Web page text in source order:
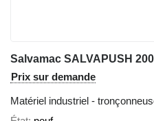
Salvamac SALVAPUSH
Prix sur demande
Matériel industriel -